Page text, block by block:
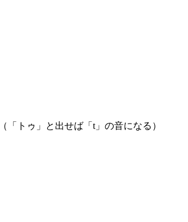
トゥ」と出せば「t」の音になる）